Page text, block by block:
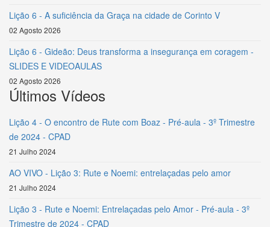
Lição 6 - A suficiência da Graça na cidade de Corinto V
02 Agosto 2026
Lição 6 - Gideão: Deus transforma a insegurança em coragem -
SLIDES E VIDEOAULAS
02 Agosto 2026
Últimos Vídeos
Lição 4 - O encontro de Rute com Boaz - Pré-aula - 3º Trimestre
de 2024 - CPAD
21 Julho 2024
AO VIVO - Lição 3: Rute e Noemi: entrelaçadas pelo amor
21 Julho 2024
Lição 3 - Rute e Noemi: Entrelaçadas pelo Amor - Pré-aula - 3º
Trimestre de 2024 - CPAD